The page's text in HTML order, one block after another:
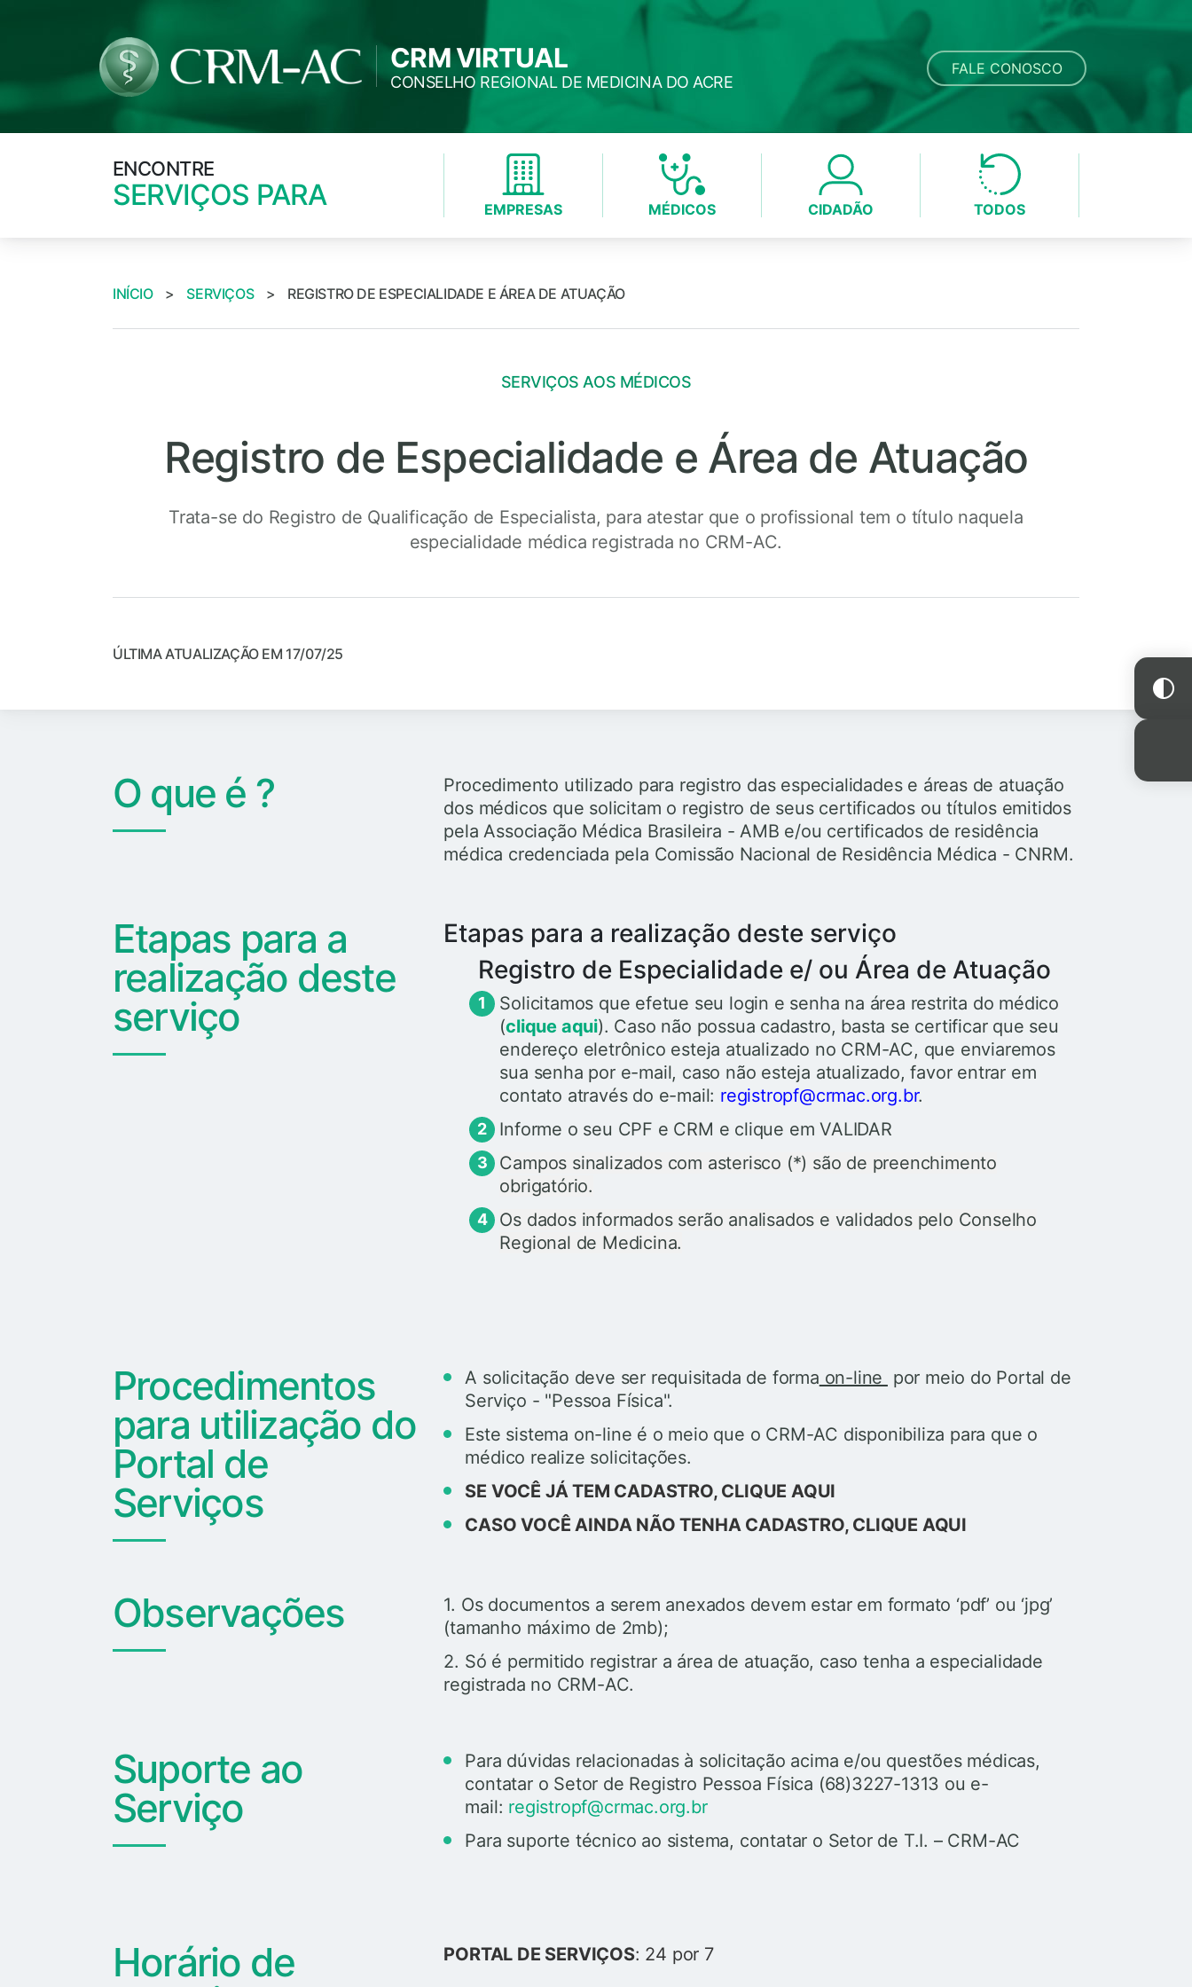
CRM VIRTUAL
CONSELHO REGIONAL DE MEDICINA DO ACRE
FALE CONOSCO
ENCONTRE
SERVIÇOS PARA EMPRESAS MÉDICOS CIDADÃO TODOS
INÍCIO > SERVIÇOS > REGISTRO DE ESPECIALIDADE E ÁREA DE ATUAÇÃO
SERVIÇOS AOS MÉDICOS
Registro de Especialidade e Área de Atuação
Trata-se do Registro de Qualificação de Especialista, para atestar que o profissional tem o título naquela
especialidade médica registrada no CRM-AC.
ÚLTIMA ATUALIZAÇÃO EM 17/07/25
O que é ?
Procedimento utilizado para registro das especialidades e áreas de atuação
dos médicos que solicitam o registro de seus certificados ou títulos emitidos
pela Associação Médica Brasileira - AMB e/ou certificados de residência
médica credenciada pela Comissão Nacional de Residência Médica - CNRM.
Etapas para a
realização deste
serviço
Etapas para a realização deste serviço
Registro de Especialidade e/ ou Área de Atuação
Solicitamos que efetue seu login e senha na área restrita do médico
(clique aqui). Caso não possua cadastro, basta se certificar que seu
endereço eletrônico esteja atualizado no CRM-AC, que enviaremos
sua senha por e-mail, caso não esteja atualizado, favor entrar em
contato através do e-mail: registropf@crmac.org.br.
Informe o seu CPF e CRM e clique em VALIDAR
Campos sinalizados com asterisco (*) são de preenchimento
obrigatório.
Os dados informados serão analisados e validados pelo Conselho
Regional de Medicina.
Procedimentos
para utilização do
Portal de
Serviços
A solicitação deve ser requisitada de forma on-line por meio do Portal de
Serviço - "Pessoa Física".
Este sistema on-line é o meio que o CRM-AC disponibiliza para que o
médico realize solicitações.
SE VOCÊ JÁ TEM CADASTRO, CLIQUE AQUI
CASO VOCÊ AINDA NÃO TENHA CADASTRO, CLIQUE AQUI
Observações
1. Os documentos a serem anexados devem estar em formato ‘pdf’ ou ‘jpg’
(tamanho máximo de 2mb);
2. Só é permitido registrar a área de atuação, caso tenha a especialidade
registrada no CRM-AC.
Suporte ao
Serviço
Para dúvidas relacionadas à solicitação acima e/ou questões médicas,
contatar o Setor de Registro Pessoa Física (68)3227-1313 ou e-
mail: registropf@crmac.org.br
Para suporte técnico ao sistema, contatar o Setor de T.I. – CRM-AC
Horário de
PORTAL DE SERVIÇOS: 24 por 7